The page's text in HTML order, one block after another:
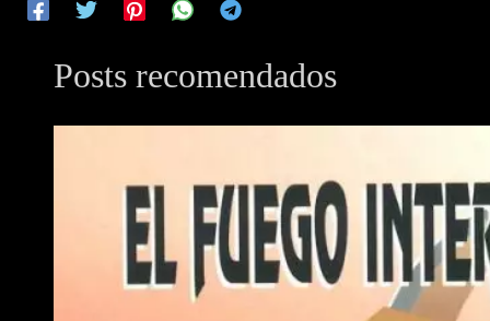
Posts recomendados